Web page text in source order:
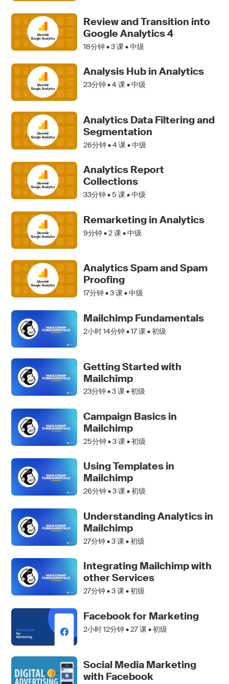
Review and Transition into
Google Analytics 4
18分钟 •3课 • 中级
Analysis Hub in Analytics
23分钟 •4课 • 中级
Analytics Data Filtering and
Segmentation
26分钟 •4课 • 中级
Analytics Report
Collections
33分钟 •5 课 • 中级
Remarketing in Analytics
9分钟 •2课 • 中级
Analytics Spam and Spam
Proofing
17分钟 •3课 • 中级
Mailchimp Fundamentals
2小时 14分钟 •17课 • 初级
Getting Started with
Mailchimp
23分钟 •3课 • 初级
Campaign Basics in
Mailchimp
25分钟 •3课 • 初级
Using Templates in
Mailchimp
26分钟 •3课 • 初级
Understanding Analytics in
Mailchimp
27分钟 •3课 • 初级
Integrating Mailchimp with
other Services
27分钟 •3课 • 初级
Facebook for Marketing
2小时 12分钟 •27课 • 初级
Social Media Marketing
with Facebook